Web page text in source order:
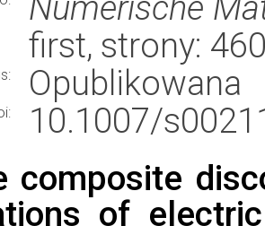
first, strony:
Opublikowana
10.1007/
composite
of